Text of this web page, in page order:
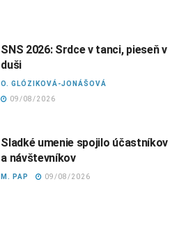
SNS 2026: Srdce v tanci, pieseň v
duši
O. GLÓZIKOVÁ-JONÁŠOVÁ
09/08/2026
Sladké umenie spojilo účastníkov
a návštevníkov
M. PAP 09/08/2026